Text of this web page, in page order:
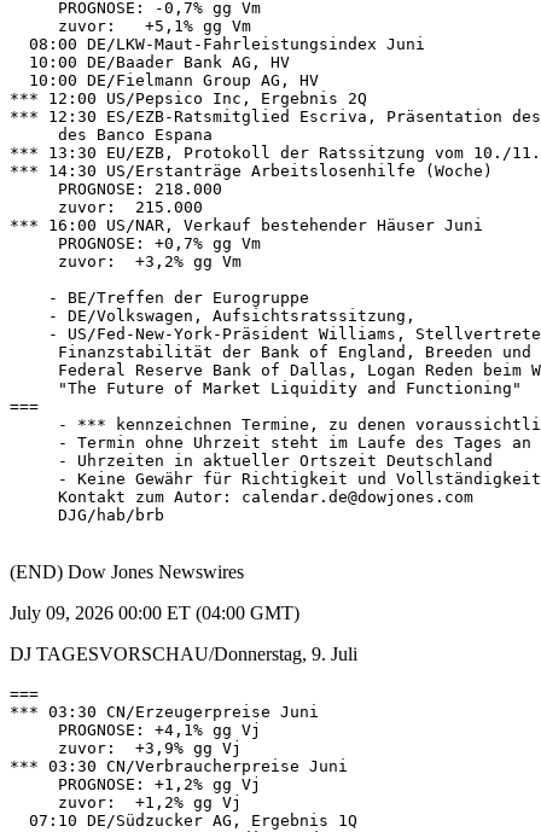
     PROGNOSE: -0,7% gg Vm
     zuvor:   +5,1% gg Vm
  08:00 DE/LKW-Maut-Fahrleistungsindex Juni
  10:00 DE/Baader Bank AG, HV
  10:00 DE/Fielmann Group AG, HV
*** 12:00 US/Pepsico Inc, Ergebnis 2Q
*** 12:30 ES/EZB-Ratsmitglied Escriva, Präsentation
     des Banco Espana
*** 13:30 EU/EZB, Protokoll der Ratssitzung vom 10./
*** 14:30 US/Erstanträge Arbeitslosenhilfe (Woche)
     PROGNOSE: 218.000
     zuvor:  215.000
*** 16:00 US/NAR, Verkauf bestehender Häuser Juni
     PROGNOSE: +0,7% gg Vm
     zuvor:  +3,2% gg Vm
    - BE/Treffen der Eurogruppe
    - DE/Volkswagen, Aufsichtsratssitzung,
- US/Fed-New-York-Präsident Williams,
Finanzstabilität der Bank of England, Breeden
Federal Reserve Bank of Dallas, Logan Reden beim
     "The Future of Market Liquidity and Functioning"
===
- *** kennzeichnen Termine, zu denen
     - Termin ohne Uhrzeit steht im Laufe des Tages an
     - Uhrzeiten in aktueller Ortszeit Deutschland
- Keine Gewähr für Richtigkeit und
     Kontakt zum Autor: calendar.de@dowjones.com
     DJG/hab/brb
(END) Dow Jones Newswires
July 09, 2026 00:00 ET (04:00 GMT)
DJ TAGESVORSCHAU/Donnerstag, 9. Juli
===
*** 03:30 CN/Erzeugerpreise Juni
     PROGNOSE: +4,1% gg Vj
     zuvor:  +3,9% gg Vj
*** 03:30 CN/Verbraucherpreise Juni
     PROGNOSE: +1,2% gg Vj
     zuvor:  +1,2% gg Vj
  07:10 DE/Südzucker AG, Ergebnis 1Q